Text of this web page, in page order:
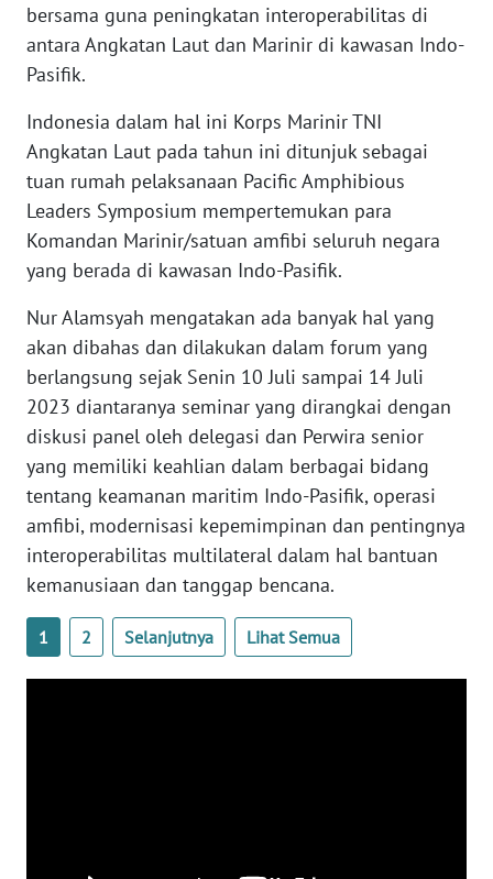
bersama guna peningkatan interoperabilitas di
antara Angkatan Laut dan Marinir di kawasan Indo-
Pasifik.
Indonesia dalam hal ini Korps Marinir TNI
Angkatan Laut pada tahun ini ditunjuk sebagai
tuan rumah pelaksanaan Pacific Amphibious
Leaders Symposium mempertemukan para
Komandan Marinir/satuan amfibi seluruh negara
yang berada di kawasan Indo-Pasifik.
Nur Alamsyah mengatakan ada banyak hal yang
akan dibahas dan dilakukan dalam forum yang
berlangsung sejak Senin 10 Juli sampai 14 Juli
2023 diantaranya seminar yang dirangkai dengan
diskusi panel oleh delegasi dan Perwira senior
yang memiliki keahlian dalam berbagai bidang
tentang keamanan maritim Indo-Pasifik, operasi
amfibi, modernisasi kepemimpinan dan pentingnya
interoperabilitas multilateral dalam hal bantuan
kemanusiaan dan tanggap bencana.
1 2 Selanjutnya Lihat Semua
SUMBAR
WN
BENGKULU
WN
WN
JATENG
WN
NUSANTARA
WN
JATIM
WN